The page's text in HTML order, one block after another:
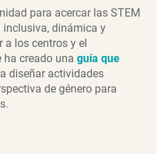
para acercar las STEM
inclusiva, dinámica y
a los centros y el
ha creado una guía que
diseñar actividades
de género para